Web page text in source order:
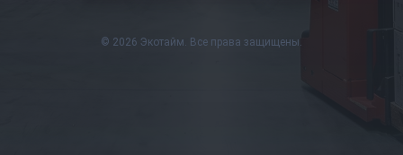
© 2026 Экотайм. Все права защищены.